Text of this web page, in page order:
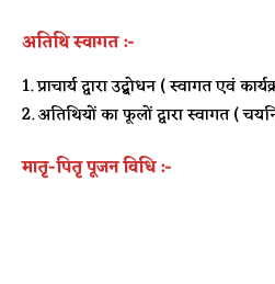
अतिथि स्वागत :-
प्राचार्य द्वारा उद्बोधन ( स्वागत एवं
अतिथियों का फूलों द्वारा स्वागत (
मातृ-पितृ पूजन विधि :-